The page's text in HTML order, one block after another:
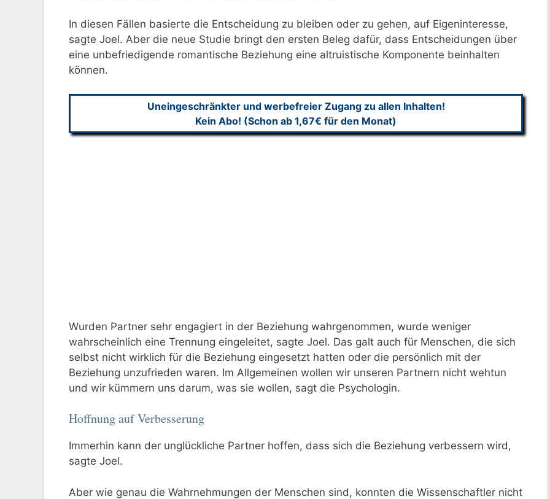
In diesen Fällen basierte die Entscheidung zu bleiben oder zu gehen, auf Eigeninteresse,
sagte Joel. Aber die neue Studie bringt den ersten Beleg dafür, dass Entscheidungen über
eine unbefriedigende romantische Beziehung eine altruistische Komponente beinhalten
können.
Uneingeschränkter und werbefreier Zugang zu allen Inhalten!
Kein Abo! (Schon ab 1,67€ für den Monat)
Wurden Partner sehr engagiert in der Beziehung wahrgenommen, wurde weniger
wahrscheinlich eine Trennung eingeleitet, sagte Joel. Das galt auch für Menschen, die sich
selbst nicht wirklich für die Beziehung eingesetzt hatten oder die persönlich mit der
Beziehung unzufrieden waren. Im Allgemeinen wollen wir unseren Partnern nicht wehtun
und wir kümmern uns darum, was sie wollen, sagt die Psychologin.
Hoffnung auf Verbesserung
Immerhin kann der unglückliche Partner hoffen, dass sich die Beziehung verbessern wird,
sagte Joel.
Aber wie genau die Wahrnehmungen der Menschen sind, konnten die Wissenschaftler nicht